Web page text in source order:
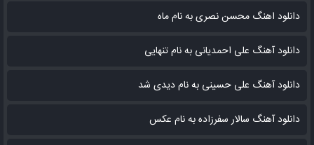
دانلود اهنگ محسن نصری به نام‌ ماه
دانلود آهنگ علی احمدیانی به نام تنهایی
دانلود آهنگ علی حسینی به نام دیدی شد
دانلود آهنگ سالار سفرزاده به نام عکس